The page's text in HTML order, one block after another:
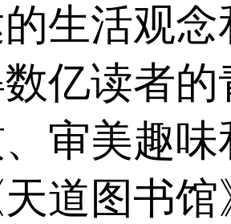
生活观
亿读者
审美趣
道图书